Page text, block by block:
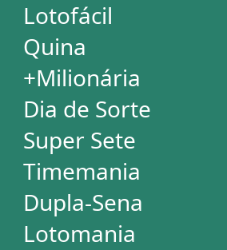
ESTATÍSTICAS
Mega-Sena
Lotofácil
Quina
+Milionária
Dia de Sorte
Super Sete
Timemania